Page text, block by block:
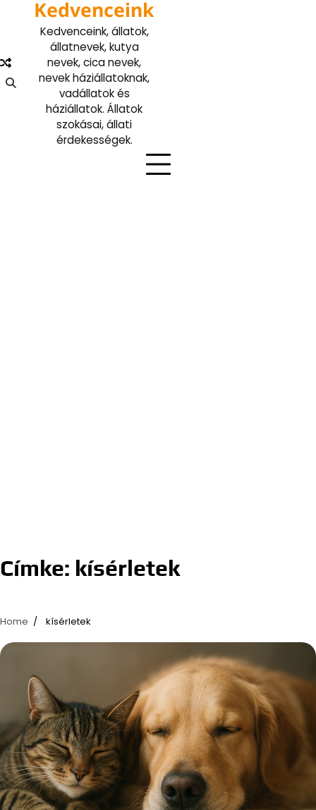
Kedvenceink
Kedvenceink, állatok,
állatnevek, kutya
nevek, cica nevek,
nevek háziállatoknak,
vadállatok és
háziállatok. Állatok
szokásai, állati
érdekességek.
Címke: kísérletek
Home kísérletek